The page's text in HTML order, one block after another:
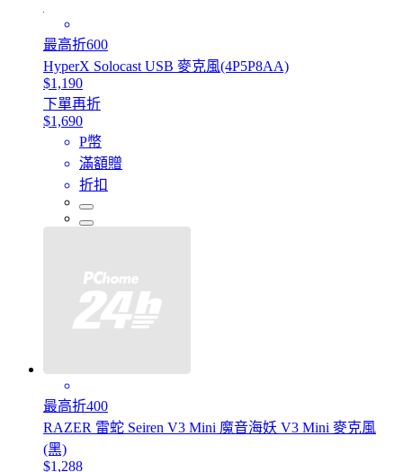
最高折600
HyperX Solocast USB 麥克風(4P5P8AA)
$1,190
下單再折
$1,690
P幣
滿額贈
折扣
最高折400
RAZER 雷蛇 Seiren V3 Mini 魔音海妖 V3 Mini 麥克風
(黑)
$1,288